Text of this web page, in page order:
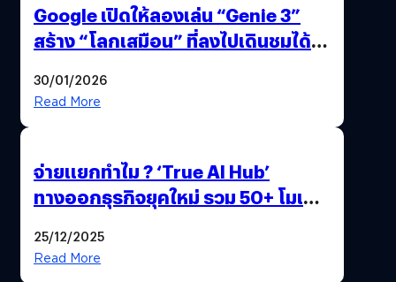
Google เปิดให้ลองเล่น “Genie 3”
สร้าง “โลกเสมือน” ที่ลงไปเดินชมได้
30/01/2026
Read More
จ่ายแยกทำไม ? ‘True AI Hub’
ทางออกธุรกิจยุคใหม่ รวม 50+ โมเดล
25/12/2025
Read More